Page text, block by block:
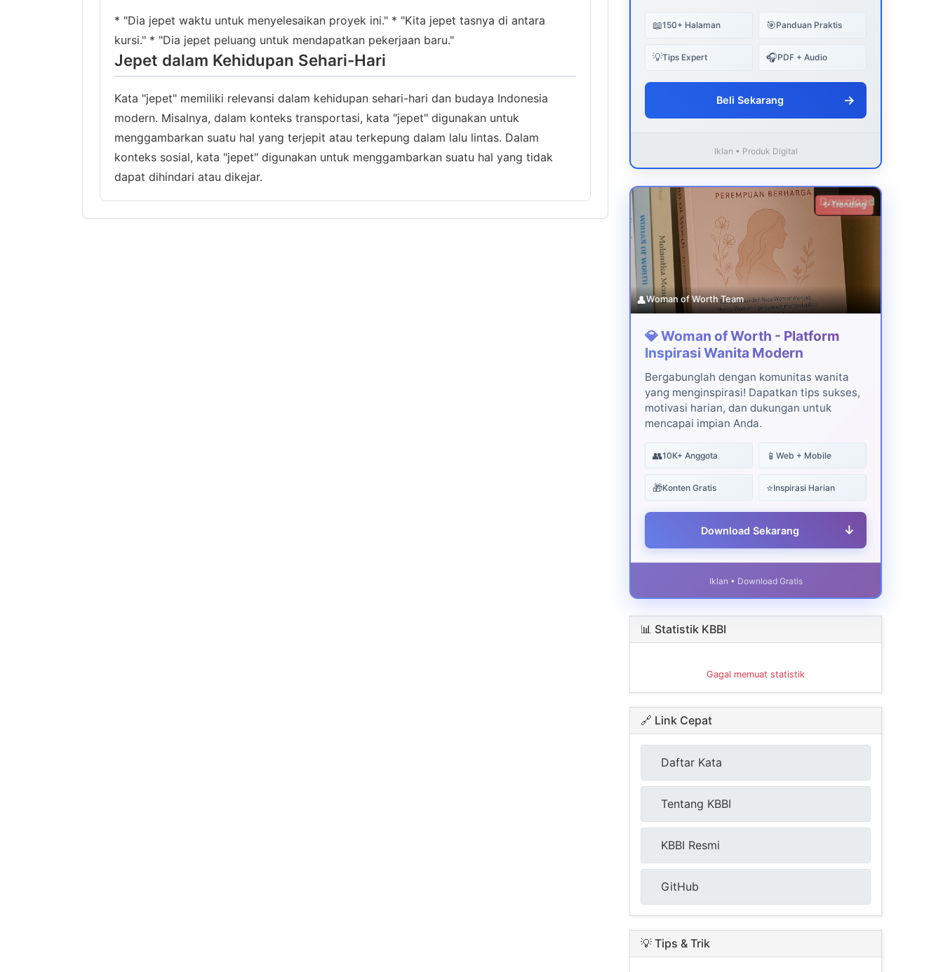
* "Dia jepet waktu untuk menyelesaikan proyek ini." * "Kita jepet tasnya di antara
kursi." * "Dia jepet peluang untuk mendapatkan pekerjaan baru."
Jepet dalam Kehidupan Sehari-Hari
Kata "jepet" memiliki relevansi dalam kehidupan sehari-hari dan budaya Indonesia
modern. Misalnya, dalam konteks transportasi, kata "jepet" digunakan untuk
menggambarkan suatu hal yang terjepit atau terkepung dalam lalu lintas. Dalam
konteks sosial, kata "jepet" digunakan untuk menggambarkan suatu hal yang tidak
dapat dihindari atau dikejar.
📖150+ Halaman 🎯Panduan Praktis
💡Tips Expert 🎧PDF + Audio
Beli Sekarang →
Iklan • Produk Digital
Download
✨ Trending
👤Woman of Worth Team
💎 Woman of Worth - Platform
Inspirasi Wanita Modern
Bergabunglah dengan komunitas wanita
yang menginspirasi! Dapatkan tips sukses,
motivasi harian, dan dukungan untuk
mencapai impian Anda.
👥10K+ Anggota 📱 Web + Mobile
🎁Konten Gratis ⭐Inspirasi Harian
Download Sekarang ↓
Iklan • Download Gratis
📊 Statistik KBBI
Gagal memuat statistik
🔗 Link Cepat
Daftar Kata
Tentang KBBI
KBBI Resmi
GitHub
💡 Tips & Trik